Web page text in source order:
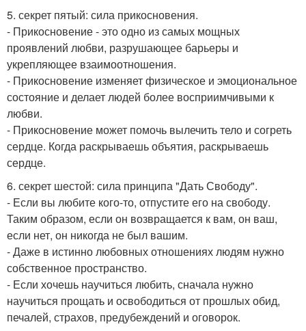
5. секрет пятый: сила прикосновения.
- Прикосновение - это одно из самых мощных
проявлений любви, разрушающее барьеры и
укрепляющее взаимоотношения.
- Прикосновение изменяет физическое и эмоциональное
состояние и делает людей более восприимчивыми к
любви.
- Прикосновение может помочь вылечить тело и согреть
сердце. Когда раскрываешь объятия, раскрываешь
сердце.
6. секрет шестой: сила принципа "Дать Свободу".
- Если вы любите кого-то, отпустите его на свободу.
Таким образом, если он возвращается к вам, он ваш,
если нет, он никогда не был вашим.
- Даже в истинно любовных отношениях людям нужно
собственное пространство.
- Если хочешь научиться любить, сначала нужно
научиться прощать и освободиться от прошлых обид,
печалей, страхов, предубеждений и оговорок.